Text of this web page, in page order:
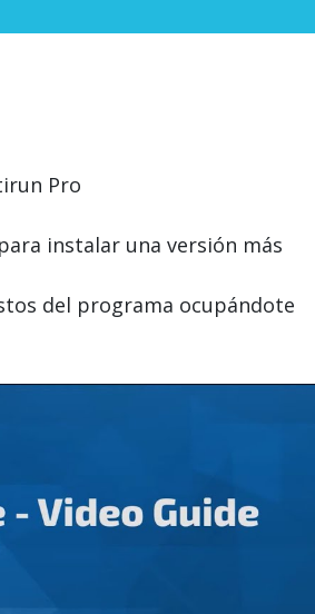
Pro
instalar una versión más
del programa ocupándote